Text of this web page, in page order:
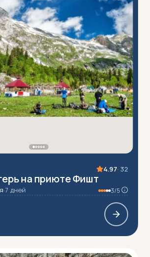
4.97· 32
на приюте Фишт
·7 дней 3/5